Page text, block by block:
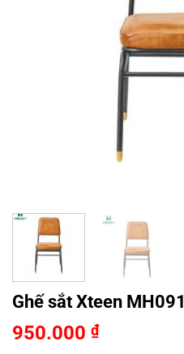
Ghế sắt Xteen MH091
950.000 ₫